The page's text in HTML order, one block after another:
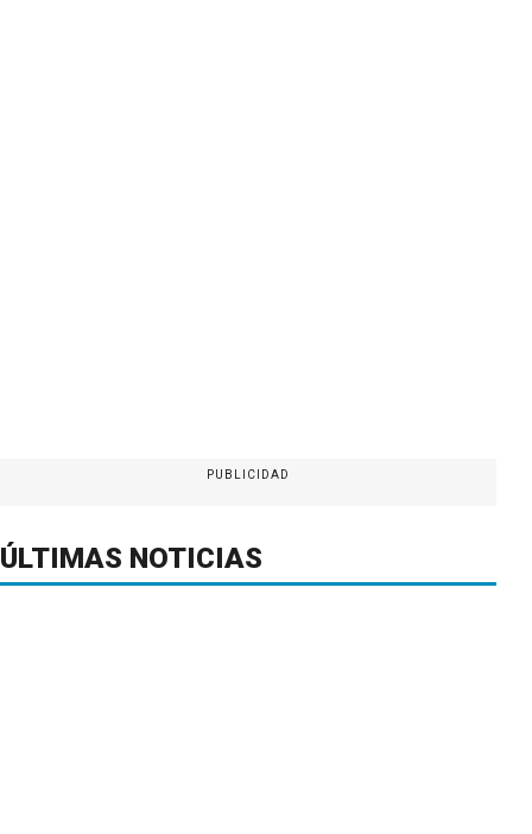
PUBLICIDAD
ÚLTIMAS NOTICIAS